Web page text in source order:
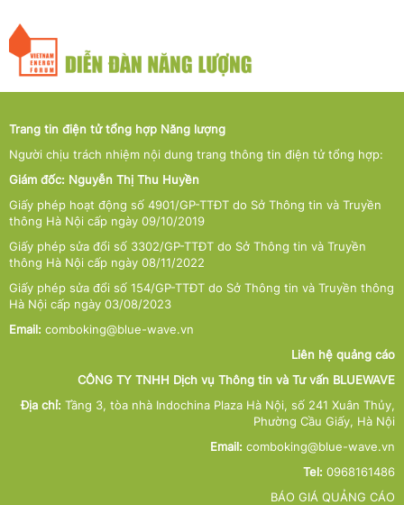
Trang tin điện tử tổng hợp Năng lượng
Người chịu trách nhiệm nội dung trang thông tin điện tử tổng hợp:
Giám đốc: Nguyễn Thị Thu Huyền
Giấy phép hoạt động số 4901/GP-TTĐT do Sở Thông tin và Truyền
thông Hà Nội cấp ngày 09/10/2019
Giấy phép sửa đổi số 3302/GP-TTĐT do Sở Thông tin và Truyền
thông Hà Nội cấp ngày 08/11/2022
Giấy phép sửa đổi số 154/GP-TTĐT do Sở Thông tin và Truyền thông
Hà Nội cấp ngày 03/08/2023
Email: comboking@blue-wave.vn
Liên hệ quảng cáo
CÔNG TY TNHH Dịch vụ Thông tin và Tư vấn BLUEWAVE
Địa chỉ: Tầng 3, tòa nhà Indochina Plaza Hà Nội, số 241 Xuân Thủy,
Phường Cầu Giấy, Hà Nội
Email: comboking@blue-wave.vn
Tel: 0968161486
BÁO GIÁ QUẢNG CÁO